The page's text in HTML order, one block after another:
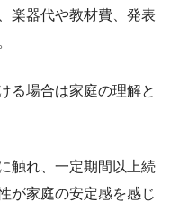
楽器代や教材費、発表
る場合は家庭の理解と
触れ、一定期間以上続
が家庭の安定感を感じ